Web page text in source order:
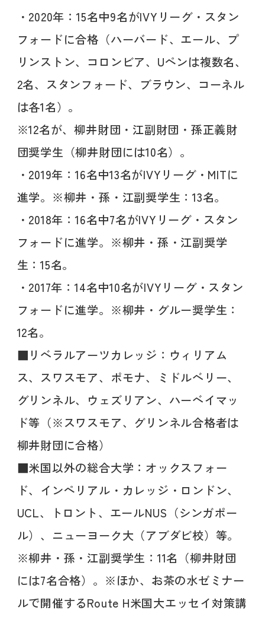
・2020年：15名中9名がIVYリーグ・スタン
フォードに合格（ハーバード、エール、プ
リンストン、コロンビア、Uペンは複数名、
2名、スタンフォード、ブラウン、コーネル
は各1名）。
※12名が、柳井財団・江副財団・孫正義財
団奨学生（柳井財団には10名）。
・2019年：16名中13名がIVYリーグ・MITに
進学。※柳井・孫・江副奨学生：13名。
・2018年：16名中7名がIVYリーグ・スタン
フォードに進学。※柳井・孫・江副奨学
生：15名。
・2017年：14名中10名がIVYリーグ・スタン
フォードに進学。※柳井・グルー奨学生：
12名。
■リベラルアーツカレッジ：ウィリアム
ス、スワスモア、ポモナ、ミドルベリー、
グリンネル、ウェズリアン、ハーベイマッ
ド等（※スワスモア、グリンネル合格者は
柳井財団に合格）
■米国以外の総合大学：オックスフォー
ド、インペリアル・カレッジ・ロンドン、
UCL、トロント、エールNUS（シンガポー
ル）、ニューヨーク大（アブダビ校）等。
※柳井・孫・江副奨学生：11名（柳井財団
には7名合格）。※ほか、お茶の水ゼミナー
ルで開催するRoute H米国大エッセイ対策講